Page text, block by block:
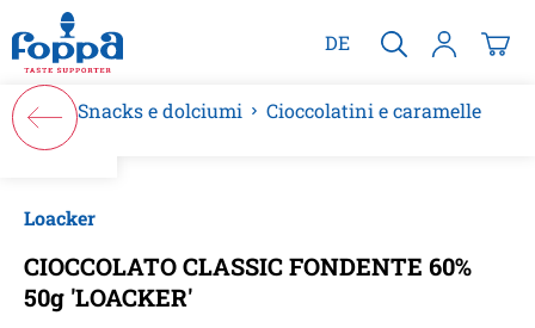
principale
DE
Snacks e dolciumi Cioccolatini e caramelle
Loacker
CIOCCOLATO CLASSIC FONDENTE 60%
50g 'LOACKER'